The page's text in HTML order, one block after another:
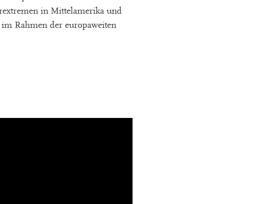
in Mittelamerika und
Rahmen der europaweiten